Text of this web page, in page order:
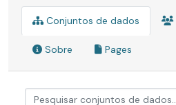
Conjuntos de dados
Sobre Pages